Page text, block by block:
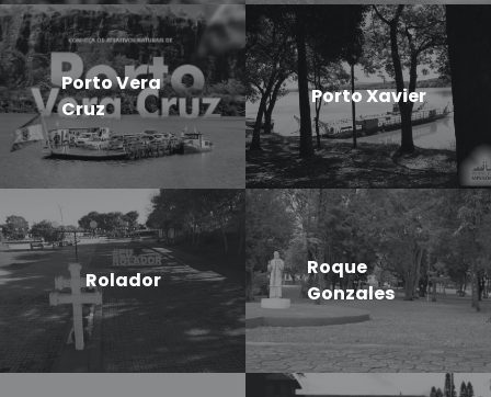
Porto Vera
Cruz
Porto Xavier
Rolador
Roque
Gonzales